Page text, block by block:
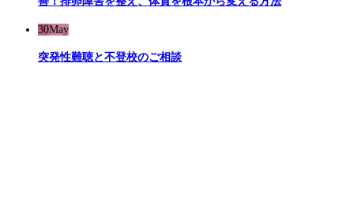
30May
突発性難聴と不登校のご相談